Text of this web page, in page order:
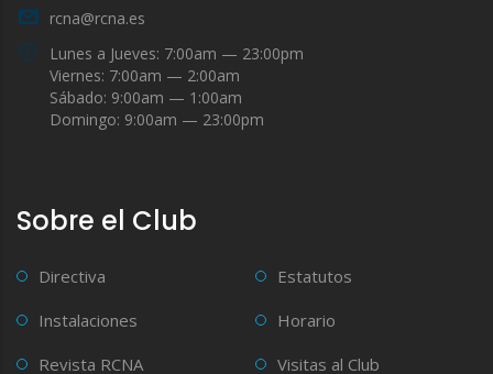
rcna@rcna.es
Lunes a Jueves: 7:00am — 23:00pm
Viernes: 7:00am — 2:00am
Sábado: 9:00am — 1:00am
Domingo: 9:00am — 23:00pm
Sobre el Club
Directiva
Estatutos
Instalaciones
Horario
Revista RCNA
Visitas al Club